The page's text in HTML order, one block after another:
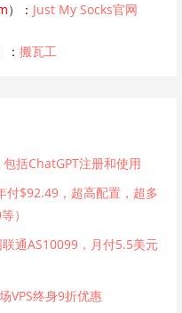
）： Just My Socks官网
：搬瓦工
括ChatGPT注册和使用
付$92.49，超高配置，超多
）
通AS10099，月付5.5美元
VPS终身9折优惠